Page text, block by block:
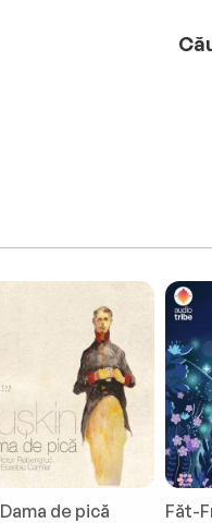
Dama de pică